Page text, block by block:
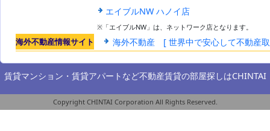
エイブルNW ハノイ店
※「エイブルNW」は、ネットワーク店となります。
海外不動産情報サイト 海外不動産 [ 世界中で安心して不動産
賃貸マンション・賃貸アパートなど不動産賃貸の部屋探しはCHINTAI
Copyright CHINTAI Corporation All Rights Reserved.